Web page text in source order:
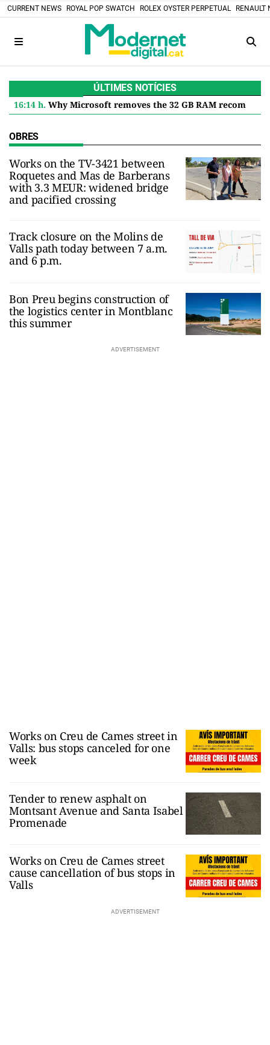
CURRENT NEWS ROYAL POP SWATCH ROLEX OYSTER PERPETUAL RENAULT
ÚLTIMES NOTÍCIES
16:14 h. Why Microsoft removes the 32 GB RAM recommendation for Windows 11 and what it means for you
OBRES
Works on the TV-3421 between
Roquetes and Mas de Barberans
with 3.3 MEUR: widened bridge
and pacified crossing
Track closure on the Molins de
Valls path today between 7 a.m.
and 6 p.m.
Bon Preu begins construction of
the logistics center in Montblanc
this summer
Works on Creu de Cames street in
Valls: bus stops canceled for one
week
Tender to renew asphalt on
Montsant Avenue and Santa Isabel
Promenade
Works on Creu de Cames street
cause cancellation of bus stops in
Valls